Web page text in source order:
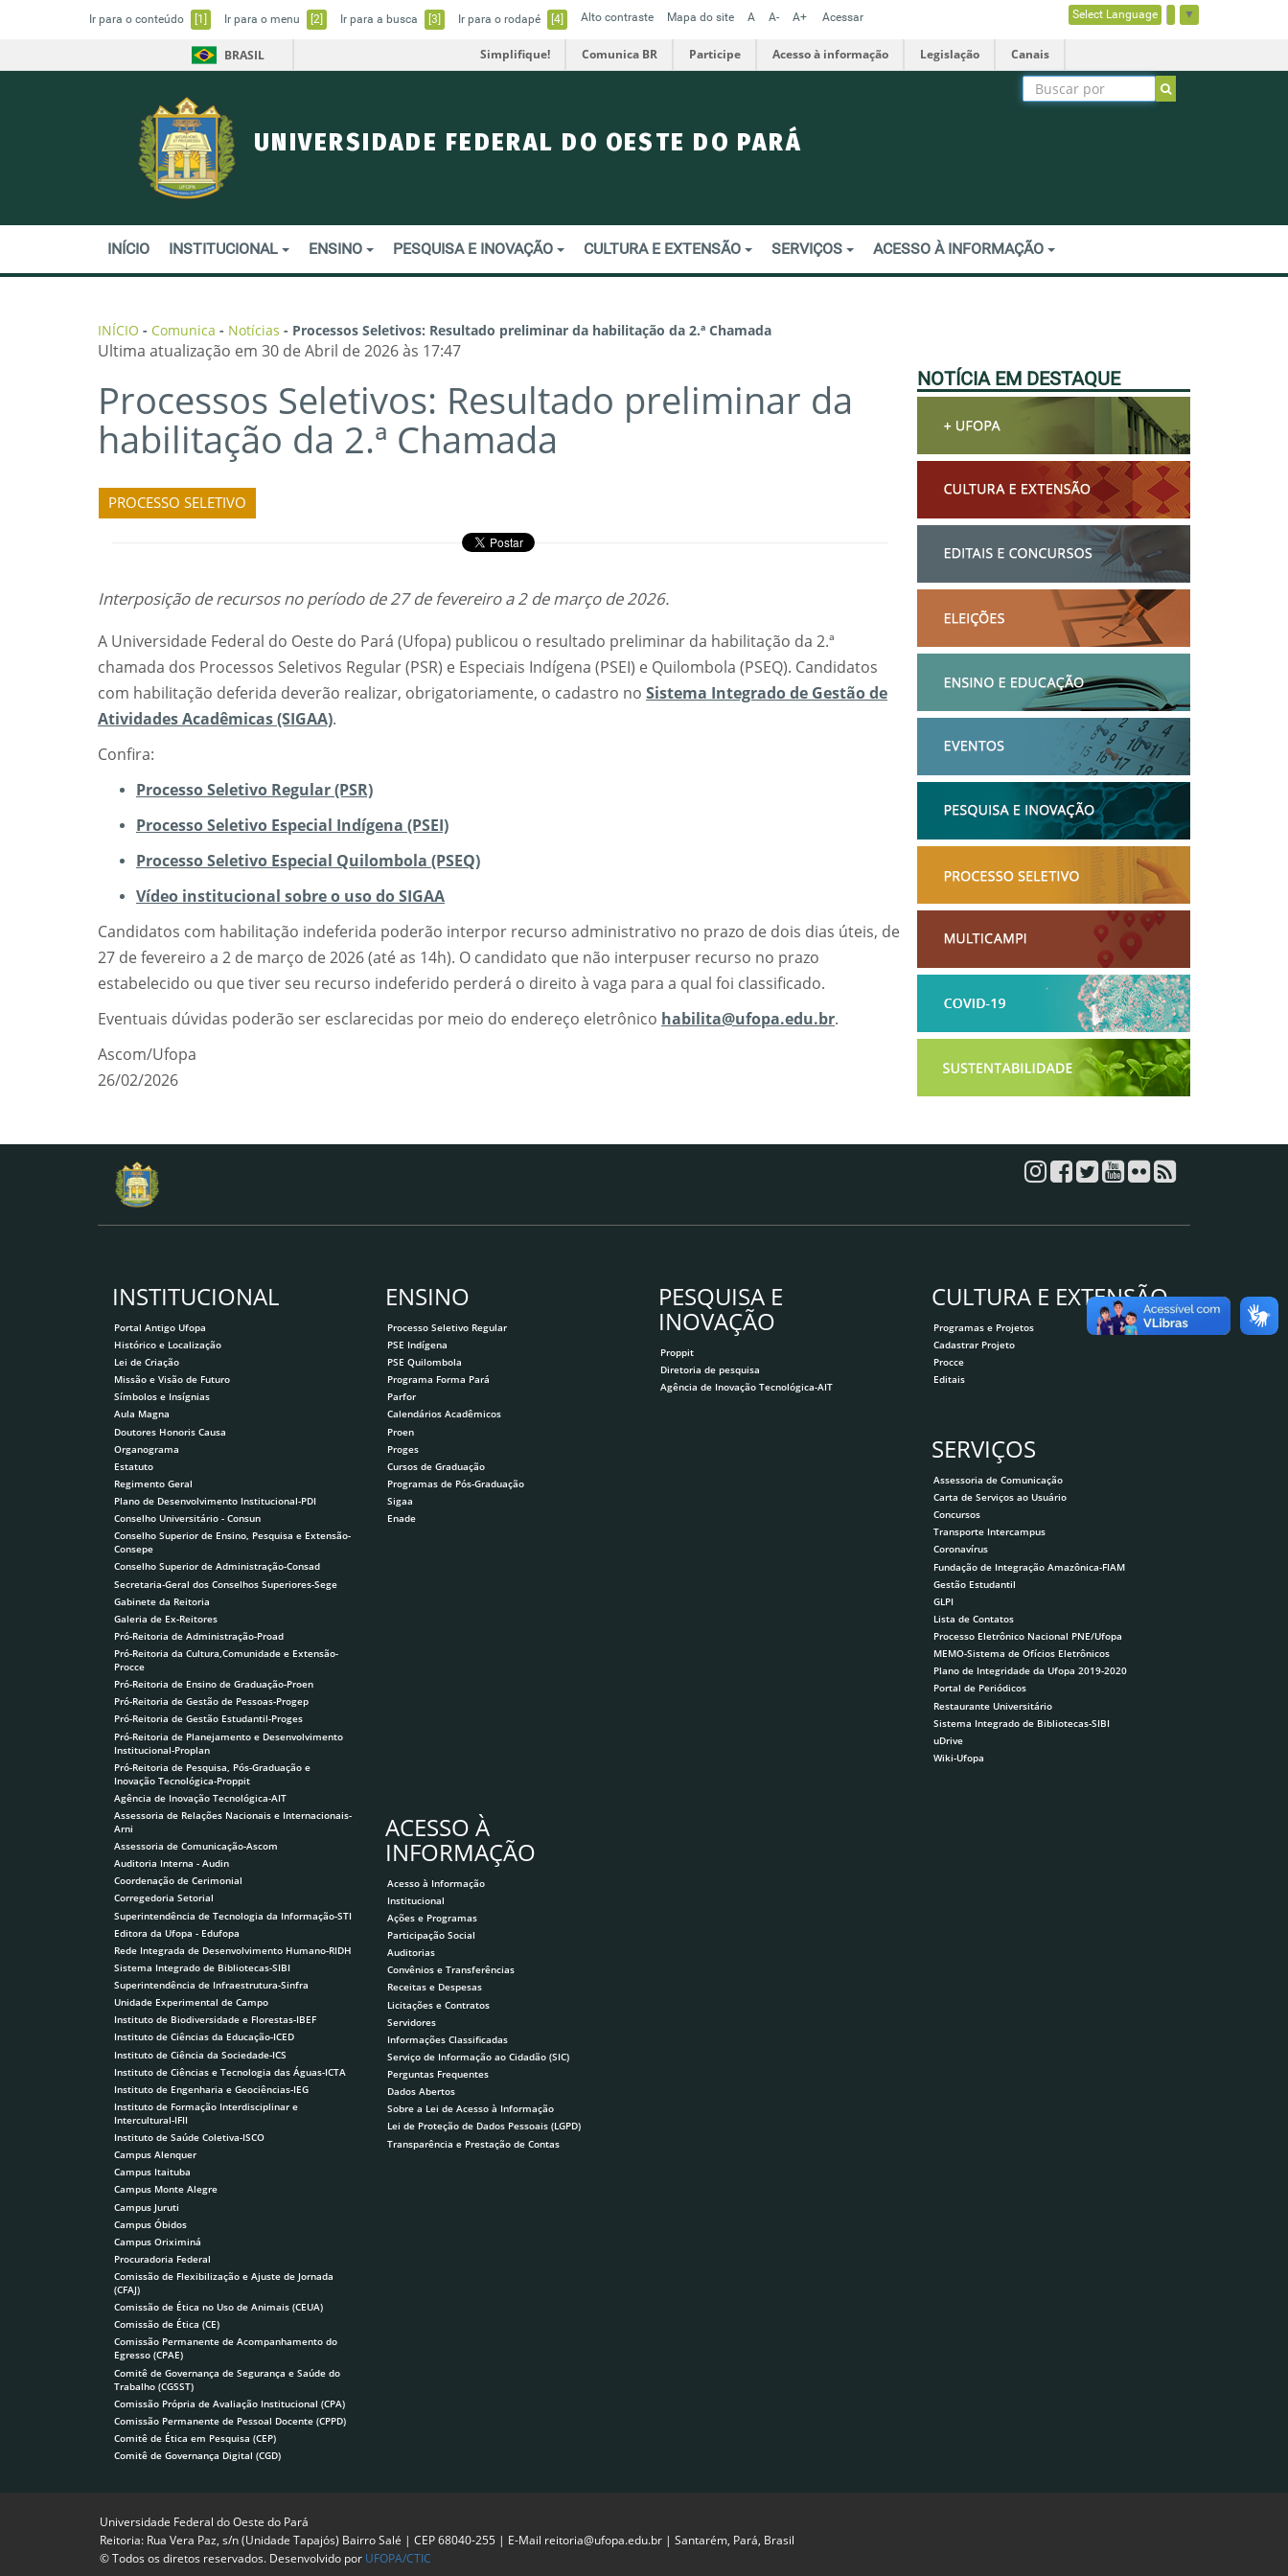
Ir para o conteúdo [1] Ir para o menu [2] Ir para a busca [3] Ir para o rodapé [4] Alto contraste Mapa do site A A- A+ Acessar Select Language ▼
BRASIL Simplifique! Comunica BR Participe Acesso à informação Legislação Canais
UNIVERSIDADE FEDERAL DO OESTE DO PARÁ
INÍCIO INSTITUCIONAL ENSINO PESQUISA E INOVAÇÃO CULTURA E EXTENSÃO SERVIÇOS ACESSO À INFORMAÇÃO
INÍCIO - Comunica - Notícias - Processos Seletivos: Resultado preliminar da habilitação da 2.ª Chamada
Ultima atualização em 30 de Abril de 2026 às 17:47
Processos Seletivos: Resultado preliminar da
habilitação da 2.ª Chamada
PROCESSO SELETIVO
Interposição de recursos no período de 27 de fevereiro a 2 de março de 2026.
A Universidade Federal do Oeste do Pará (Ufopa) publicou o resultado preliminar da habilitação da 2.ª
chamada dos Processos Seletivos Regular (PSR) e Especiais Indígena (PSEI) e Quilombola (PSEQ). Candidatos
com habilitação deferida deverão realizar, obrigatoriamente, o cadastro no Sistema Integrado de Gestão de
Atividades Acadêmicas (SIGAA).
Confira:
Processo Seletivo Regular (PSR)
Processo Seletivo Especial Indígena (PSEI)
Processo Seletivo Especial Quilombola (PSEQ)
Vídeo institucional sobre o uso do SIGAA
Candidatos com habilitação indeferida poderão interpor recurso administrativo no prazo de dois dias úteis, de
27 de fevereiro a 2 de março de 2026 (até as 14h). O candidato que não interpuser recurso no prazo
estabelecido ou que tiver seu recurso indeferido perderá o direito à vaga para a qual foi classificado.
Eventuais dúvidas poderão ser esclarecidas por meio do endereço eletrônico habilita@ufopa.edu.br.
Ascom/Ufopa
26/02/2026
NOTÍCIA EM DESTAQUE
INSTITUCIONAL
Portal Antigo Ufopa
Histórico e Localização
Lei de Criação
Missão e Visão de Futuro
Símbolos e Insígnias
Aula Magna
Doutores Honoris Causa
Organograma
Estatuto
Regimento Geral
Plano de Desenvolvimento Institucional-PDI
Conselho Universitário - Consun
Conselho Superior de Ensino, Pesquisa e Extensão-
Consepe
Conselho Superior de Administração-Consad
Secretaria-Geral dos Conselhos Superiores-Sege
Gabinete da Reitoria
Galeria de Ex-Reitores
Pró-Reitoria de Administração-Proad
Pró-Reitoria da Cultura,Comunidade e Extensão-
Procce
Pró-Reitoria de Ensino de Graduação-Proen
Pró-Reitoria de Gestão de Pessoas-Progep
Pró-Reitoria de Gestão Estudantil-Proges
Pró-Reitoria de Planejamento e Desenvolvimento
Institucional-Proplan
Pró-Reitoria de Pesquisa, Pós-Graduação e
Inovação Tecnológica-Proppit
Agência de Inovação Tecnológica-AIT
Assessoria de Relações Nacionais e Internacionais-
Arni
Assessoria de Comunicação-Ascom
Auditoria Interna - Audin
Coordenação de Cerimonial
Corregedoria Setorial
Superintendência de Tecnologia da Informação-STI
Editora da Ufopa - Edufopa
Rede Integrada de Desenvolvimento Humano-RIDH
Sistema Integrado de Bibliotecas-SIBI
Superintendência de Infraestrutura-Sinfra
Unidade Experimental de Campo
Instituto de Biodiversidade e Florestas-IBEF
Instituto de Ciências da Educação-ICED
Instituto de Ciência da Sociedade-ICS
Instituto de Ciências e Tecnologia das Águas-ICTA
Instituto de Engenharia e Geociências-IEG
Instituto de Formação Interdisciplinar e
Intercultural-IFII
Instituto de Saúde Coletiva-ISCO
Campus Alenquer
Campus Itaituba
Campus Monte Alegre
Campus Juruti
Campus Óbidos
Campus Oriximiná
Procuradoria Federal
Comissão de Flexibilização e Ajuste de Jornada
(CFAJ)
Comissão de Ética no Uso de Animais (CEUA)
Comissão de Ética (CE)
Comissão Permanente de Acompanhamento do
Egresso (CPAE)
Comitê de Governança de Segurança e Saúde do
Trabalho (CGSST)
Comissão Própria de Avaliação Institucional (CPA)
Comissão Permanente de Pessoal Docente (CPPD)
Comitê de Ética em Pesquisa (CEP)
Comitê de Governança Digital (CGD)
ENSINO
Processo Seletivo Regular
PSE Indígena
PSE Quilombola
Programa Forma Pará
Parfor
Calendários Acadêmicos
Proen
Proges
Cursos de Graduação
Programas de Pós-Graduação
Sigaa
Enade
PESQUISA E
INOVAÇÃO
Proppit
Diretoria de pesquisa
Agência de Inovação Tecnológica-AIT
CULTURA E EXTENSÃO
Programas e Projetos
Cadastrar Projeto
Procce
Editais
SERVIÇOS
Assessoria de Comunicação
Carta de Serviços ao Usuário
Concursos
Transporte Intercampus
Coronavírus
Fundação de Integração Amazônica-FIAM
Gestão Estudantil
GLPI
Lista de Contatos
Processo Eletrônico Nacional PNE/Ufopa
MEMO-Sistema de Ofícios Eletrônicos
Plano de Integridade da Ufopa 2019-2020
Portal de Periódicos
Restaurante Universitário
Sistema Integrado de Bibliotecas-SIBI
uDrive
Wiki-Ufopa
ACESSO À
INFORMAÇÃO
Acesso à Informação
Institucional
Ações e Programas
Participação Social
Auditorias
Convênios e Transferências
Receitas e Despesas
Licitações e Contratos
Servidores
Informações Classificadas
Serviço de Informação ao Cidadão (SIC)
Perguntas Frequentes
Dados Abertos
Sobre a Lei de Acesso à Informação
Lei de Proteção de Dados Pessoais (LGPD)
Transparência e Prestação de Contas
Universidade Federal do Oeste do Pará
Reitoria: Rua Vera Paz, s/n (Unidade Tapajós) Bairro Salé | CEP 68040-255 | E-Mail reitoria@ufopa.edu.br | Santarém, Pará, Brasil
© Todos os diretos reservados. Desenvolvido por UFOPA/CTIC